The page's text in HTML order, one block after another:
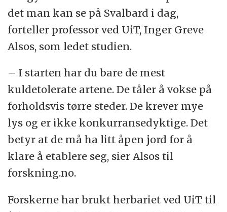
det man kan se på Svalbard i dag,
forteller professor ved UiT, Inger Greve
Alsos, som ledet studien.
– I starten har du bare de mest
kuldetolerate artene. De tåler å vokse på
forholdsvis tørre steder. De krever mye
lys og er ikke konkurransedyktige. Det
betyr at de må ha litt åpen jord for å
klare å etablere seg, sier Alsos til
forskning.no.
Forskerne har brukt herbariet ved UiT til